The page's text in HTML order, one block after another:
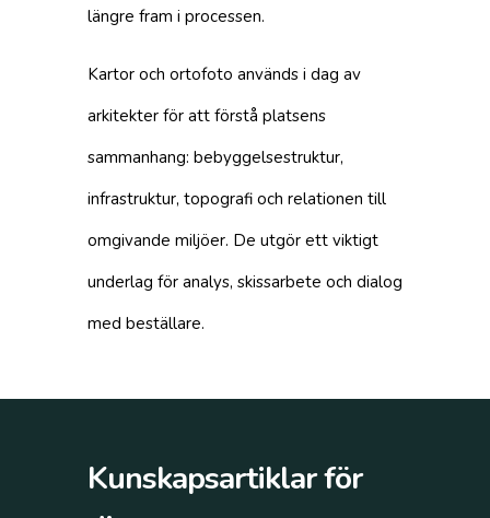
längre fram i processen.
Kartor och ortofoto används i dag av
arkitekter för att förstå platsens
sammanhang: bebyggelsestruktur,
infrastruktur, topografi och relationen till
omgivande miljöer. De utgör ett viktigt
underlag för analys, skissarbete och dialog
med beställare.
Kunskapsartiklar för